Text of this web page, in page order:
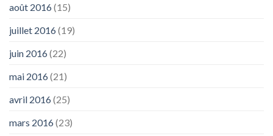
août 2016(15)
juillet 2016(19)
juin 2016(22)
mai 2016(21)
avril 2016(25)
mars 2016(23)